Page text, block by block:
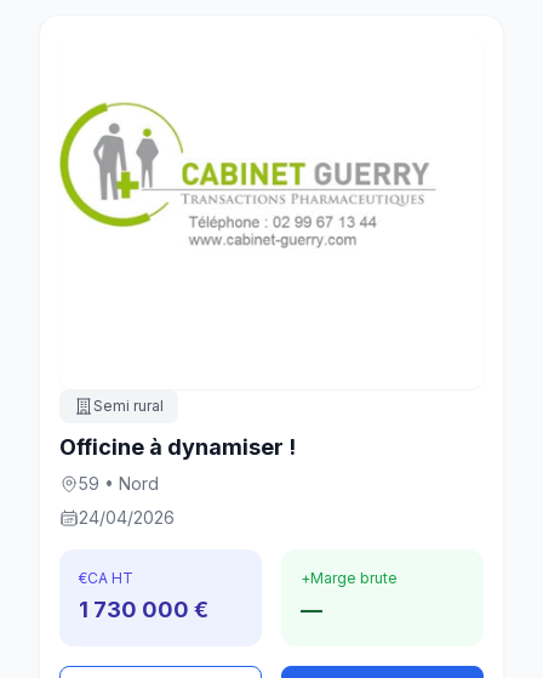
Semi rural
Officine à dynamiser !
59 • Nord
24/04/2026
€CA HT
1 730 000 €
+Marge brute
—